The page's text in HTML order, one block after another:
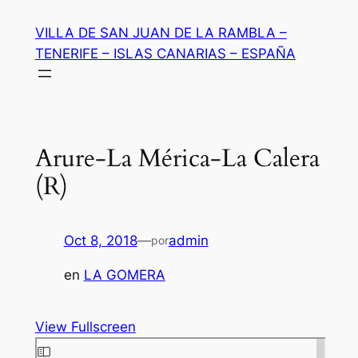
contenido
VILLA DE SAN JUAN DE LA RAMBLA –
TENERIFE – ISLAS CANARIAS – ESPAÑA
Arure-La Mérica-La Calera
(R)
Oct 8, 2018—poradmin
en LA GOMERA
View Fullscreen
Saltar